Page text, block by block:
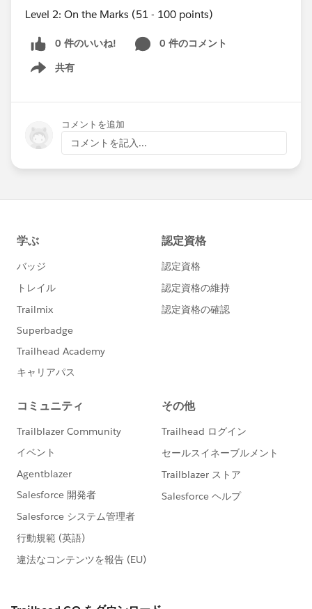
Level 2: On the Marks (51 - 100 points)
0 件のいいね!
0 件のコメント
共有
Show menu
コメントを追加
コメントを記入...